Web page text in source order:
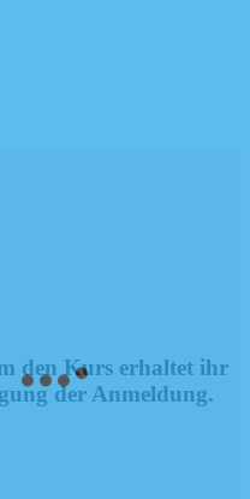
den Kurs erhaltet ihr
der Anmeldung.